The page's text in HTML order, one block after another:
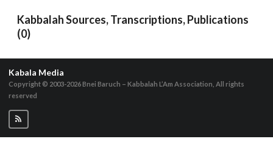
Kabbalah Sources, Transcriptions, Publications
(0)
Kabala Media
Copyright © 2003-2026Bnei Baruch – Kabbalah L’Am Association, All rights
reserved